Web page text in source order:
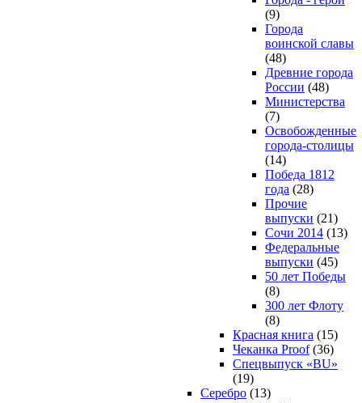
(9)
Города
воинской славы
(48)
Древние города
России (48)
Министерства
(7)
Освобожденные
города-столицы
(14)
Победа 1812
года (28)
Прочие
выпуски (21)
Сочи 2014 (13)
Федеральные
выпуски (45)
50 лет Победы
(8)
300 лет Флоту
(8)
Красная книга (15)
Чеканка Proof(36)
Спецвыпуск «BU»
(19)
Серебро (13)